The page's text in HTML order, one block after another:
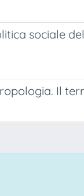
sociale
Il